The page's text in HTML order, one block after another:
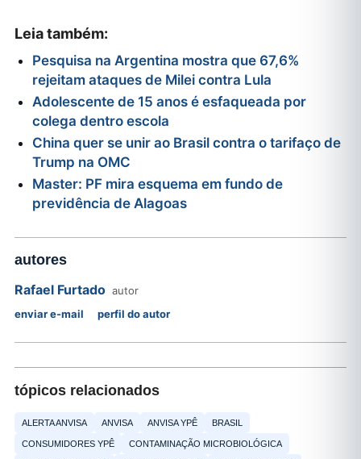
Leia também:
Pesquisa na Argentina mostra que 67,6%
rejeitam ataques de Milei contra Lula
Adolescente de 15 anos é esfaqueada por
colega dentro escola
China quer se unir ao Brasil contra o tarifaço de
Trump na OMC
Master: PF mira esquema em fundo de
previdência de Alagoas
autores
Rafael Furtado autor
enviar e-mail
perfil do autor
tópicos relacionados
ALERTA ANVISA ANVISA ANVISA YPÊ BRASIL
CONSUMIDORES YPÊ CONTAMINAÇÃO MICROBIOLÓGICA